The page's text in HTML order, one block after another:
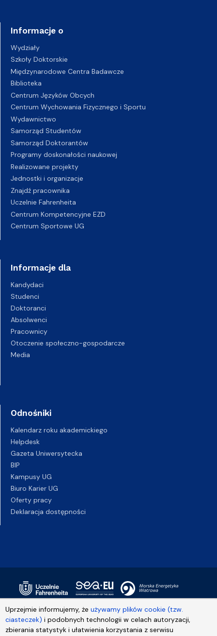
Uprzejmie informujemy, żeużywamy plików cookie (tzw.
ciasteczek) i podobnych technologii w celach autoryzacji,
zbierania statystyk i ułatwienia korzystania z serwisu
Informacje o
Wydziały
Szkoły Doktorskie
Międzynarodowe Centra Badawcze
Biblioteka
Centrum Języków Obcych
Centrum Wychowania Fizycznego i Sportu
Wydawnictwo
Samorząd Studentów
Samorząd Doktorantów
Programy doskonałości naukowej
Realizowane projekty
Jednostki i organizacje
Znajdź pracownika
Uczelnie Fahrenheita
Centrum Kompetencyjne EZD
Centrum Sportowe UG
Informacje dla
Kandydaci
Studenci
Doktoranci
Absolwenci
Pracownicy
Otoczenie społeczno-gospodarcze
Media
Odnośniki
Kalendarz roku akademickiego
Helpdesk
Gazeta Uniwersytecka
BIP
Kampusy UG
Biuro Karier UG
Oferty pracy
Deklaracja dostępności